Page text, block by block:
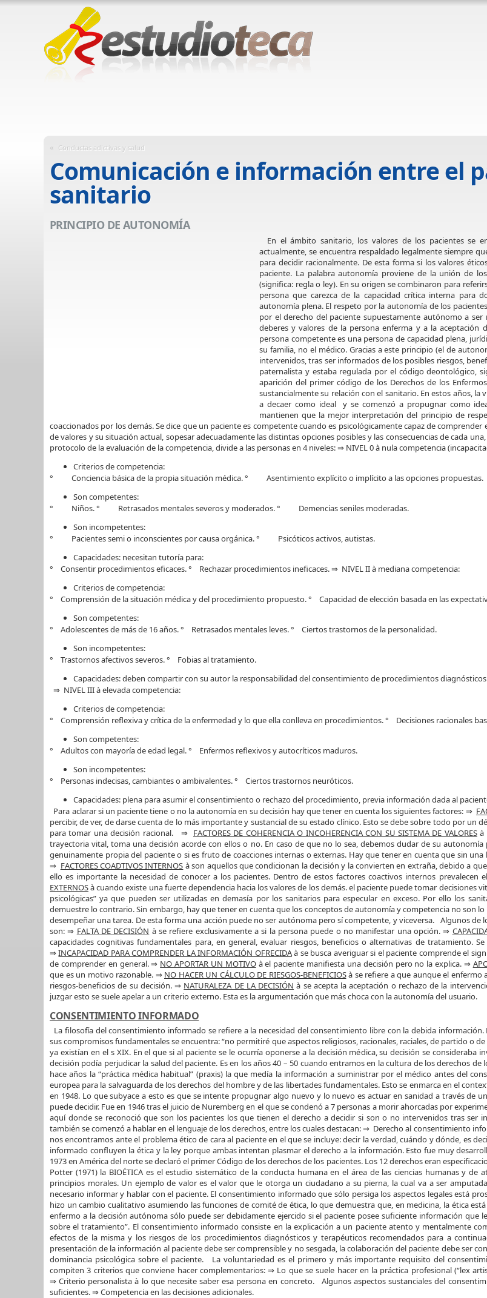
« Conductas adictivas y salud
Comunicación e información entre el
sanitario
PRINCIPIO DE AUTONOMÍA
En el ámbito sanitario, los valores de los pacientes se
actualmente, se encuentra respaldado legalmente siempre
para decidir racionalmente. De esta forma si los valores
paciente. La palabra autonomía proviene de la unión de
(significa: regla o ley). En su origen se combinaron para
persona que carezca de la capacidad crítica interna para
autonomía plena. El respeto por la autonomía de los
por el derecho del paciente supuestamente autónomo a
deberes y valores de la persona enferma y a la
persona competente es una persona de capacidad plena,
su familia, no el médico. Gracias a este principio (el de
intervenidos, tras ser informados de los posibles riesgos,
paternalista y estaba regulada por el código deontológico,
aparición del primer código de los Derechos de los
sustancialmente su relación con el sanitario. En estos años,
a decaer como ideal y se comenzó a propugnar como
mantienen que la mejor interpretación del principio de
coaccionados por los demás. Se dice que un paciente es competente cuando es psicológicamente capaz de
de valores y su situación actual, sopesar adecuadamente las distintas opciones posibles y las consecuencias de cada
protocolo de la evaluación de la competencia, divide a las personas en 4 niveles: ⇒ NIVEL 0 à nula competencia
Criterios de competencia:
° Conciencia básica de la propia situación médica. ° Asentimiento explícito o implícito a las opciones propuestas.
Son competentes:
° Niños. ° Retrasados mentales severos y moderados. ° Demencias seniles moderadas.
Son incompetentes:
° Pacientes semi o inconscientes por causa orgánica. ° Psicóticos activos, autistas.
Capacidades: necesitan tutoría para:
° Consentir procedimientos eficaces. ° Rechazar procedimientos ineficaces. ⇒ NIVEL II à mediana competencia:
Criterios de competencia:
° Comprensión de la situación médica y del procedimiento propuesto. ° Capacidad de elección basada en las
Son competentes:
° Adolescentes de más de 16 años. ° Retrasados mentales leves. ° Ciertos trastornos de la personalidad.
Son incompetentes:
° Trastornos afectivos severos. ° Fobias al tratamiento.
Capacidades: deben compartir con su autor la responsabilidad del consentimiento de procedimientos
⇒ NIVEL III à elevada competencia:
Criterios de competencia:
° Comprensión reflexiva y crítica de la enfermedad y lo que ella conlleva en procedimientos. ° Decisiones racionales
Son competentes:
° Adultos con mayoría de edad legal. ° Enfermos reflexivos y autocríticos maduros.
Son incompetentes:
° Personas indecisas, cambiantes o ambivalentes. ° Ciertos trastornos neuróticos.
Capacidades: plena para asumir el consentimiento o rechazo del procedimiento, previa información dada al
Para aclarar si un paciente tiene o no la autonomía en su decisión hay que tener en cuenta los siguientes factores: ⇒
percibir, de ver, de darse cuenta de lo más importante y sustancial de su estado clínico. Esto se debe sobre todo por
para tomar una decisión racional. ⇒ FACTORES DE COHERENCIA O INCOHERENCIA CON SU SISTEMA DE VALORESà
trayectoria vital, toma una decisión acorde con ellos o no. En caso de que no lo sea, debemos dudar de su
genuinamente propia del paciente o si es fruto de coacciones internas o externas. Hay que tener en cuenta que sin
⇒ FACTORES COADTIVOS INTERNOS à son aquellos que condicionan la decisión y la convierten en extraña, debido a
ello es importante la necesidad de conocer a los pacientes. Dentro de estos factores coactivos internos
EXTERNOSà cuando existe una fuerte dependencia hacia los valores de los demás. el paciente puede tomar decisiones
psicológicas” ya que pueden ser utilizadas en demasía por los sanitarios para especular en exceso. Por ello los
demuestre lo contrario. Sin embargo, hay que tener en cuenta que los conceptos de autonomía y competencia no son
desempeñar una tarea. De esta forma una acción puede no ser autónoma pero sí competente, y viceversa. Algunos
son: ⇒ FALTA DE DECISIÓN à se refiere exclusivamente a si la persona puede o no manifestar una opción. ⇒
capacidades cognitivas fundamentales para, en general, evaluar riesgos, beneficios o alternativas de tratamiento.
⇒INCAPACIDAD PARA COMPRENDER LA INFORMACIÓN OFRECIDAà se busca averiguar si el paciente comprende el
de comprender en general. ⇒ NO APORTAR UN MOTIVOà el paciente manifiesta una decisión pero no la explica. ⇒
que es un motivo razonable. ⇒ NO HACER UN CÁLCULO DE RIESGOS-BENEFICIOSà se refiere a que aunque el enfermo
riesgos-beneficios de su decisión. ⇒ NATURALEZA DE LA DECISIÓN à se acepta la aceptación o rechazo de la
juzgar esto se suele apelar a un criterio externo. Esta es la argumentación que más choca con la autonomía del usuario.
CONSENTIMIENTO INFORMADO
La filosofía del consentimiento informado se refiere a la necesidad del consentimiento libre con la debida
sus compromisos fundamentales se encuentra: “no permitiré que aspectos religiosos, racionales, raciales, de partido o
ya existían en el s XIX. En el que si al paciente se le ocurría oponerse a la decisión médica, su decisión se
decisión podía perjudicar la salud del paciente. Es en los años 40 – 50 cuando entramos en la cultura de los derechos
hace años la “práctica médica habitual” (praxis) la que medía la información a suministrar por el médico antes del
europea para la salvaguarda de los derechos del hombre y de las libertades fundamentales. Esto se enmarca en el
en 1948. Lo que subyace a esto es que se intente propugnar algo nuevo y lo nuevo es actuar en sanidad a través de
puede decidir. Fue en 1946 tras el juicio de Nuremberg en el que se condenó a 7 personas a morir ahorcadas por
aquí donde se reconoció que son los pacientes los que tienen el derecho a decidir si son o no intervenidos tras ser
también se comenzó a hablar en el lenguaje de los derechos, entre los cuales destacan: ⇒ Derecho al consentimiento
nos encontramos ante el problema ético de cara al paciente en el que se incluye: decir la verdad, cuándo y dónde, es
informado confluyen la ética y la ley porque ambas intentan plasmar el derecho a la información. Esto fue muy
1973 en América del norte se declaró el primer Código de los derechos de los pacientes. Los 12 derechos eran
Potter (1971) la BIOÉTICA es el estudio sistemático de la conducta humana en el área de las ciencias humanas y
principios morales. Un ejemplo de valor es el valor que le otorga un ciudadano a su pierna, la cual va a ser
necesario informar y hablar con el paciente. El consentimiento informado que sólo persiga los aspectos legales está
hizo un cambio cualitativo asumiendo las funciones de comité de ética, lo que demuestra que, en medicina, la ética
enfermo a la decisión autónoma sólo puede ser debidamente ejercido si el paciente posee suficiente información
sobre el tratamiento”. El consentimiento informado consiste en la explicación a un paciente atento y mentalmente
efectos de la misma y los riesgos de los procedimientos diagnósticos y terapéuticos recomendados para a
presentación de la información al paciente debe ser comprensible y no sesgada, la colaboración del paciente debe ser
dominancia psicológica sobre el paciente. La voluntariedad es el primero y más importante requisito del
compiten 3 criterios que conviene hacer complementarios: ⇒ Lo que se suele hacer en la práctica profesional (“lex
⇒ Criterio personalista à lo que necesite saber esa persona en concreto. Algunos aspectos sustanciales del
suficientes. ⇒ Competencia en las decisiones adicionales.